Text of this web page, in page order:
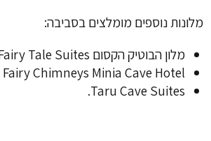
מלונות נוספים מומלצים בסביבה:
מלון הבוטיק הקסום Cappadocia Fairy Tale Suites.
Chimneys Minia Cave Hotel.
Taru Cave Suites.